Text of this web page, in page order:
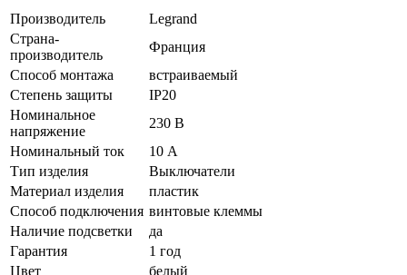
Производитель
Legrand
Страна-
производитель
Франция
Способ монтажа
встраиваемый
Степень защиты
IP20
Номинальное
напряжение
230 В
Номинальный ток
10 А
Тип изделия
Выключатели
Материал изделия
пластик
Способ подключения винтовые клеммы
Наличие подсветки
да
Гарантия
1 год
Цвет
белый